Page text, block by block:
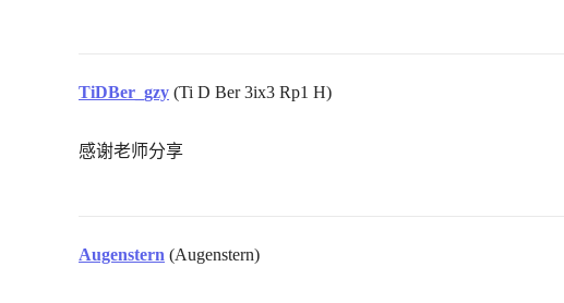
TiDBer_gzy (Ti D Ber 3ix3 Rp1 H)
感谢老师分享
Augenstern (Augenstern)